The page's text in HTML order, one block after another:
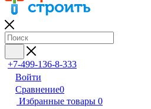
+7-499-136-8-333
Войти
Сравнение0
Избранные товары 0